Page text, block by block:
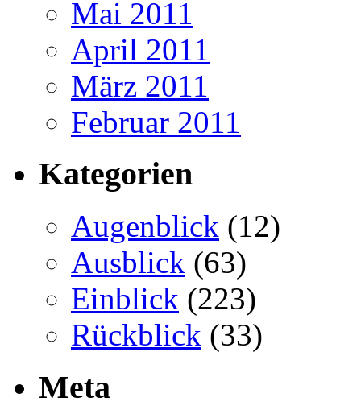
Mai 2011
April 2011
März 2011
Februar 2011
Kategorien
Augenblick (12)
Ausblick (63)
Einblick (223)
Rückblick (33)
Meta